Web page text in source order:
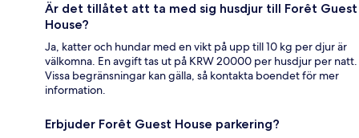
Är det tillåtet att ta med sig husdjur till Forêt Guest
House?
Ja, katter och hundar med en vikt på upp till 10 kg per djur är
välkomna. En avgift tas ut på KRW 20000 per husdjur per natt.
Vissa begränsningar kan gälla, så kontakta boendet för mer
information.
Erbjuder Forêt Guest House parkering?